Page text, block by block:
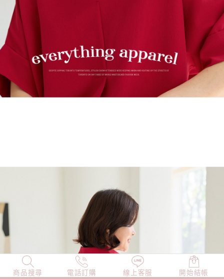
商品搜尋 電話訂購 線上客服 開始結帳
NEW 店長精選 TOP100 小編穿搭